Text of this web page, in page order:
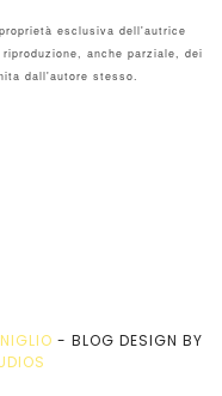
esclusiva dell'autrice
anche parziale, dei
dall'autore stesso.
- BLOG DESIGN BY